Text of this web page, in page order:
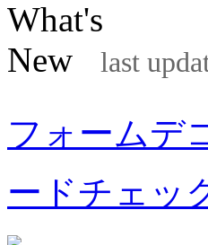
last
フォームデ
ードチェッ